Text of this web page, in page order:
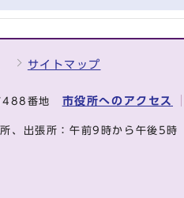
サイトマップ
488番地 市役所へのアクセス
所、出張所：午前9時から午後5